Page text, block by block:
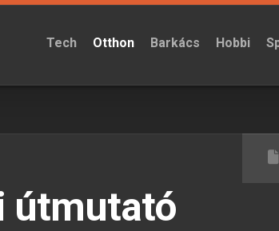
Tech Otthon Barkács Hobbi
útmutató